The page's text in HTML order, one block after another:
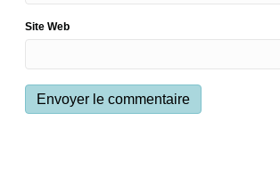
Site Web